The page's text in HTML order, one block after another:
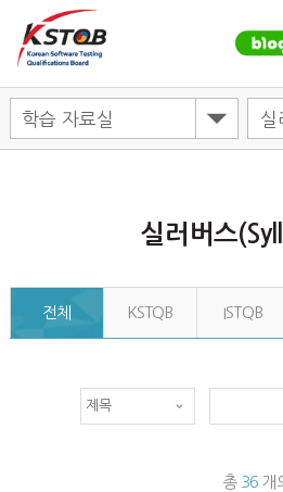
실러버스
전체 KSTQB ISTQB
총 36 개